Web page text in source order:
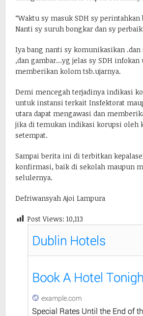
“Waktu sy masuk SDH sy perintahkan
Nanti sy suruh bongkar dan sy
Iya bang nanti sy komunikasikan .dan
,dan gambar…yg jelas sy SDH infokan
memberikan kolom tsb.ujarnya.
Demi mencegah terjadinya indikasi
untuk instansi terkait Insfektorat
utara dapat mengawasi dan
jika di temukan indikasi korupsi oleh
setempat.
Sampai berita ini di terbitkan
konfirmasi, baik di sekolah maupun
selulernya.
Defriwansyah Ajoi Lampura
Post Views: 10,113